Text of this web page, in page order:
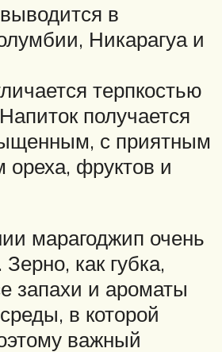
в
Никарагуа и
терпкостью
получается
с приятным
ореха, фруктов и
марагоджип очень
как губка,
запахи и ароматы
в которой
важный